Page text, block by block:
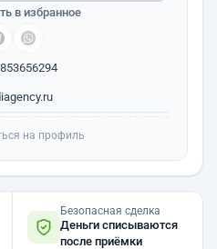
в избранное
на профиль
Безопасная сделка
Деньги списываются
после приёмки